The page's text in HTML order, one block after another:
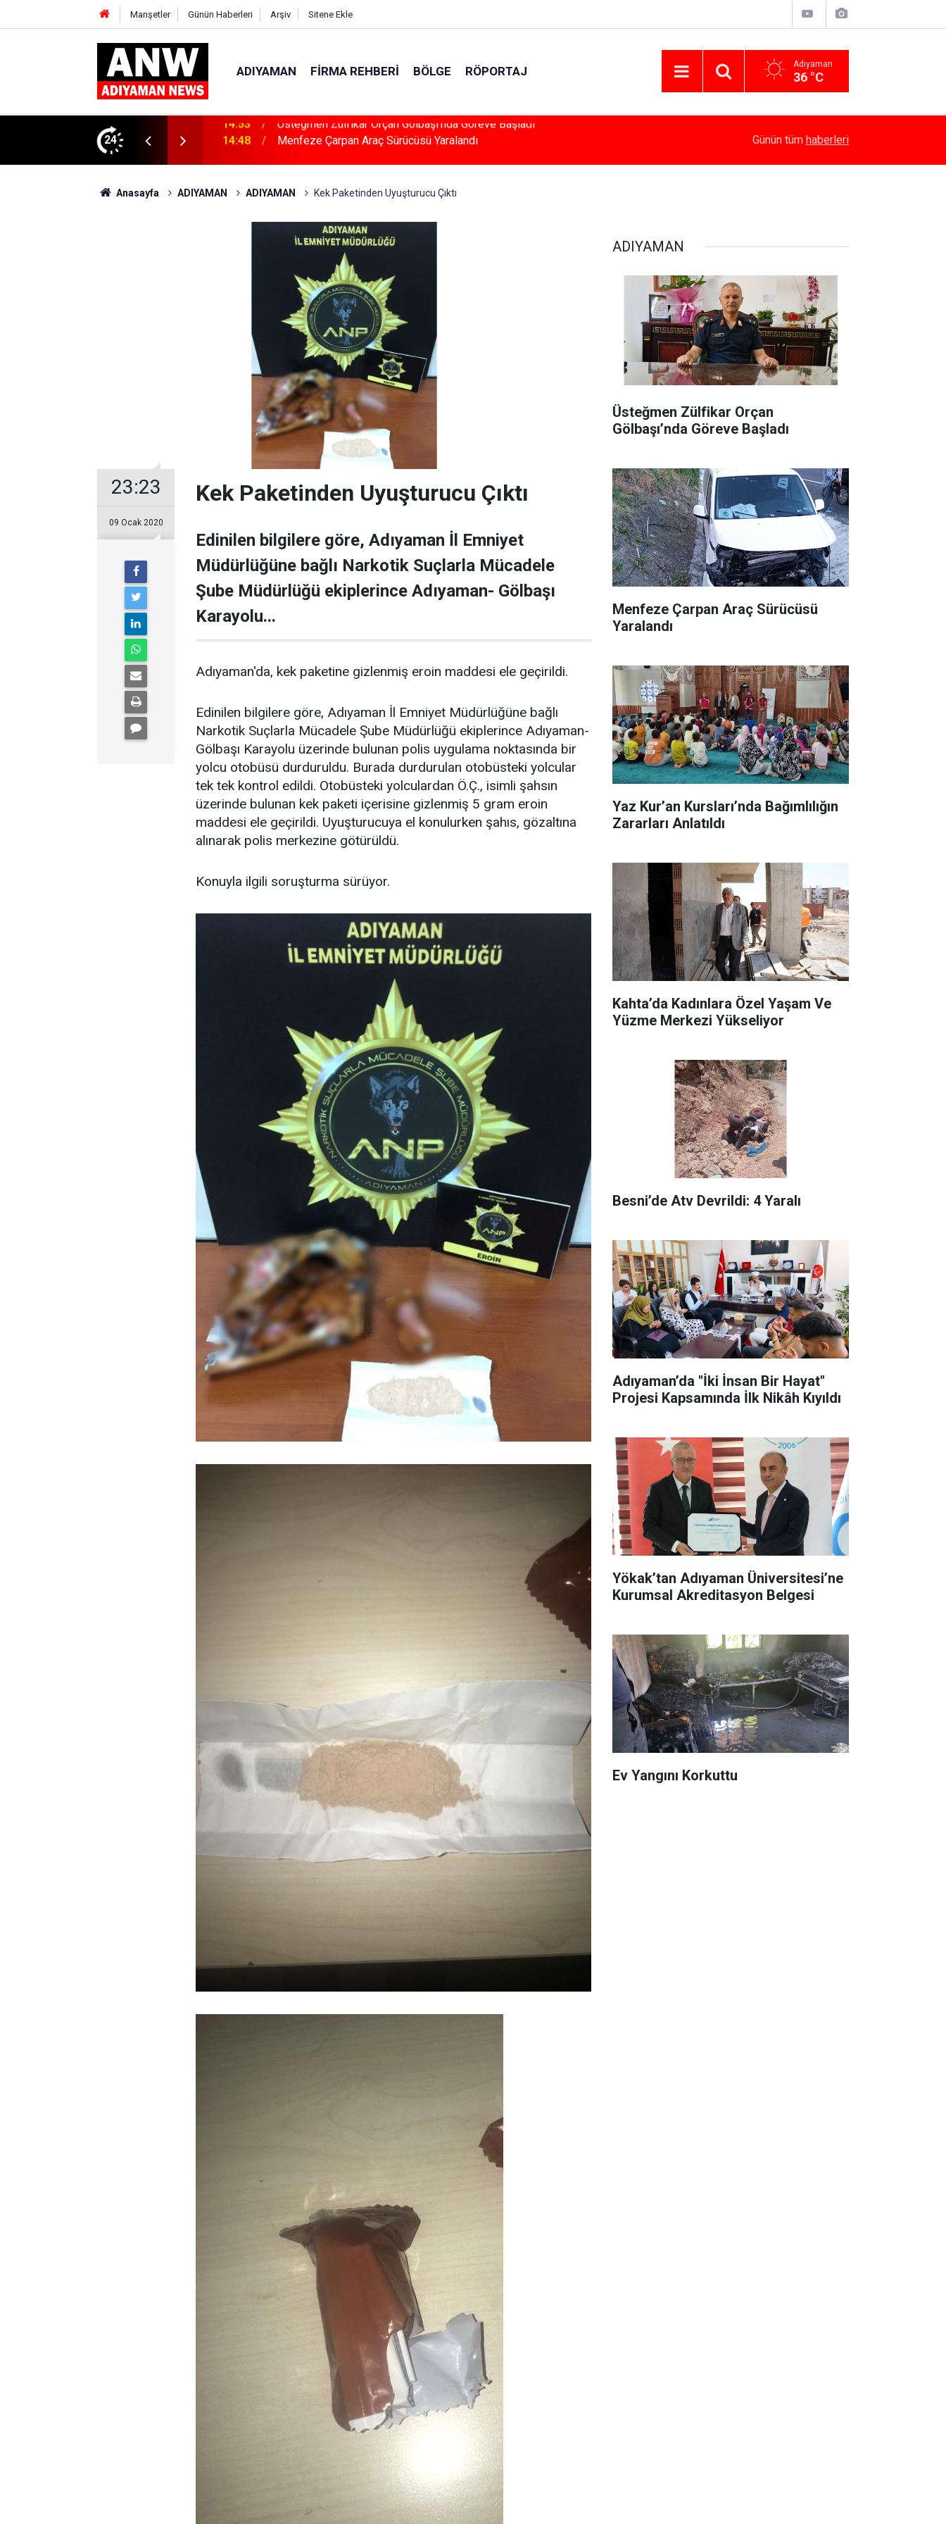
Manşetler Günün Haberleri Arşiv Sitene Ekle
ADIYAMAN FIRMA REHBERI BÖLGE RÖPORTAJ Adıyaman
36 °C
24
Göreve Başladı 14:48 Menfeze Çarpan Araç Sürücüsü Yaralandı Yaz Kur’an Kursları’nda Bağımlılığın Zararları
Günün tüm haberleri
Anasayfa ADIYAMAN ADIYAMAN Kek Paketinden Uyuşturucu Çıktı
23:23
09 Ocak 2020
Kek Paketinden Uyuşturucu Çıktı
Edinilen bilgilere göre, Adıyaman İl Emniyet
Müdürlüğüne bağlı Narkotik Suçlarla Mücadele
Şube Müdürlüğü ekiplerince Adıyaman- Gölbaşı
Karayolu...
Adıyaman'da, kek paketine gizlenmiş eroin maddesi ele geçirildi.
Edinilen bilgilere göre, Adıyaman İl Emniyet Müdürlüğüne bağlı
Narkotik Suçlarla Mücadele Şube Müdürlüğü ekiplerince Adıyaman-
Gölbaşı Karayolu üzerinde bulunan polis uygulama noktasında bir
yolcu otobüsü durduruldu. Burada durdurulan otobüsteki yolcular
tek tek kontrol edildi. Otobüsteki yolculardan Ö.Ç., isimli şahsın
üzerinde bulunan kek paketi içerisine gizlenmiş 5 gram eroin
maddesi ele geçirildi. Uyuşturucuya el konulurken şahıs, gözaltına
alınarak polis merkezine götürüldü.
Konuyla ilgili soruşturma sürüyor.
ADIYAMAN
Üsteğmen Zülfikar Orçan
Gölbaşı’nda Göreve Başladı
Menfeze Çarpan Araç Sürücüsü
Yaralandı
Yaz Kur’an Kursları’nda Bağımlılığın
Zararları Anlatıldı
Kahta’da Kadınlara Özel Yaşam Ve
Yüzme Merkezi Yükseliyor
Besni’de Atv Devrildi: 4 Yaralı
Adıyaman’da "İki İnsan Bir Hayat"
Projesi Kapsamında İlk Nikâh Kıyıldı
Yökak’tan Adıyaman Üniversitesi’ne
Kurumsal Akreditasyon Belgesi
Ev Yangını Korkuttu